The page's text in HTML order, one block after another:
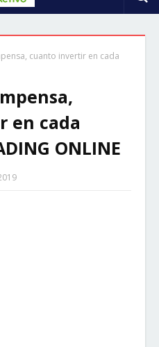
cuanto invertir en cada
en cada
ONLINE